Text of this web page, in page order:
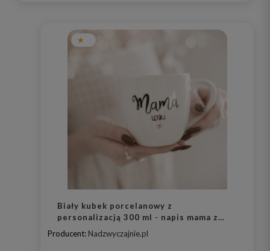
Biały kubek porcelanowy z
personalizacją 300 ml - napis mama z
imieniem i złotym sercem dla mamy na
Producent: Nadzwyczajnie.pl